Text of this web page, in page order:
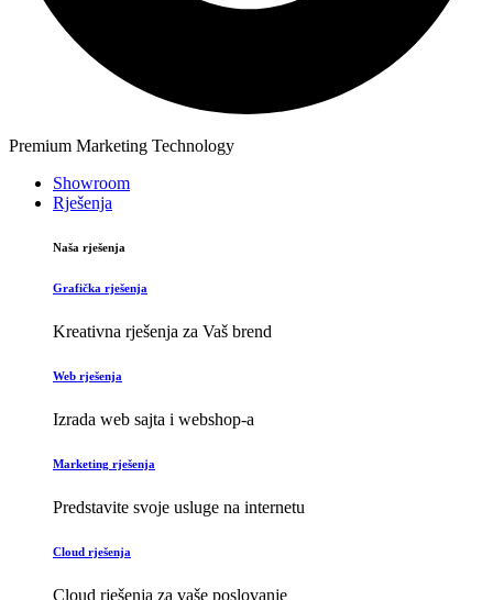
Premium Marketing Technology
Showroom
Rješenja
Naša rješenja
Grafička rješenja
Kreativna rješenja za Vaš brend
Web rješenja
Izrada web sajta i webshop-a
Marketing rješenja
Predstavite svoje usluge na internetu
Cloud rješenja
Cloud rješenja za vaše poslovanje